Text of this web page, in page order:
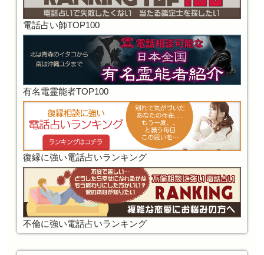
電話占い師TOP100
有名電霊能者TOP100
復縁に強い電話占いランキング
不倫に強い電話占いランキング